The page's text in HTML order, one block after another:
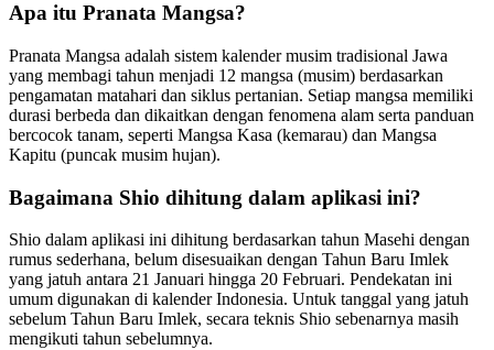
Apa itu Pranata Mangsa?
Pranata Mangsa adalah sistem kalender musim tradisional Jawa
yang membagi tahun menjadi 12 mangsa (musim) berdasarkan
pengamatan matahari dan siklus pertanian. Setiap mangsa memiliki
durasi berbeda dan dikaitkan dengan fenomena alam serta panduan
bercocok tanam, seperti Mangsa Kasa (kemarau) dan Mangsa
Kapitu (puncak musim hujan).
Bagaimana Shio dihitung dalam aplikasi ini?
Shio dalam aplikasi ini dihitung berdasarkan tahun Masehi dengan
rumus sederhana, belum disesuaikan dengan Tahun Baru Imlek
yang jatuh antara 21 Januari hingga 20 Februari. Pendekatan ini
umum digunakan di kalender Indonesia. Untuk tanggal yang jatuh
sebelum Tahun Baru Imlek, secara teknis Shio sebenarnya masih
mengikuti tahun sebelumnya.